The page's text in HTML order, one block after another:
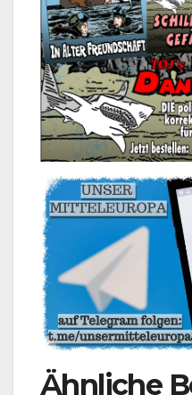
Ähnliche